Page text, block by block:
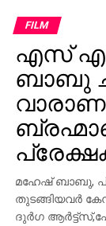
FILM
എസ്
ബാബു
മഹേഷ് ബാബു,
തുടങ്ങിയവർ
ദുർഗ